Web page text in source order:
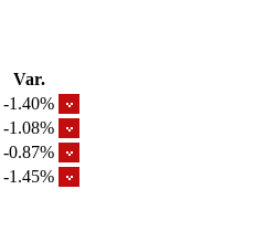
Var.
-1.40%
-1.08%
-0.87%
-1.45%